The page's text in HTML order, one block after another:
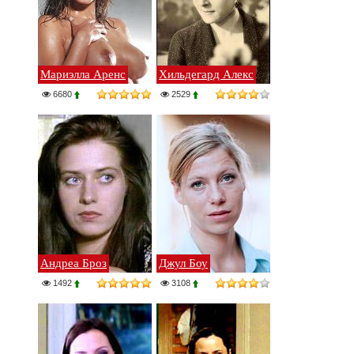
Мариэлла Аренс
6680
Хильдегард Алекс
2529
Андреа Броз
1492
Джул Боу
3108